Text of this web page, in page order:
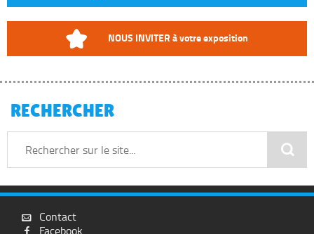
 NOUS INVITER à votre exposition
RECHERCHER

 Contact
